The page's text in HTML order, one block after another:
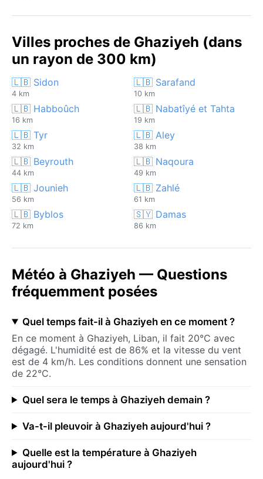
Villes proches de Ghaziyeh (dans
un rayon de 300 km)
🇱🇧 Sidon
4 km
🇱🇧 Sarafand
10 km
🇱🇧 Habboûch
16 km
🇱🇧 Nabatîyé et Tahta
19 km
🇱🇧 Tyr
32 km
🇱🇧 Aley
38 km
🇱🇧 Beyrouth
44 km
🇱🇧 Naqoura
49 km
🇱🇧 Jounieh
56 km
🇱🇧 Zahlé
61 km
🇱🇧 Byblos
72 km
🇸🇾 Damas
86 km
Météo à Ghaziyeh — Questions
fréquemment posées
Quel temps fait-il à Ghaziyeh en ce moment ?
En ce moment à Ghaziyeh, Liban, il fait 20°C avec
dégagé. L'humidité est de 86% et la vitesse du vent
est de 4 km/h. Les conditions donnent une sensation
de 22°C.
Quel sera le temps à Ghaziyeh demain ?
Va-t-il pleuvoir à Ghaziyeh aujourd'hui ?
Quelle est la température à Ghaziyeh
aujourd'hui ?